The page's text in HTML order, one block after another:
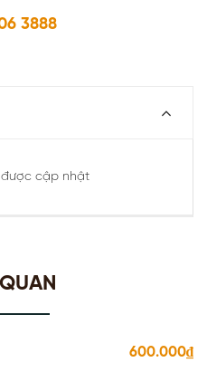
3888
được cập nhật
600.000₫